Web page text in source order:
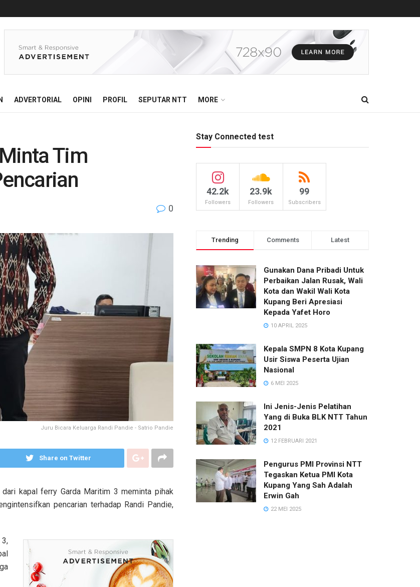
ADVERTORIAL OPINI PROFIL SEPUTAR NTT MORE
Tim
0
Juru Bicara Keluarga Randi Pandie - Satrio Pandie
Share on Twitter
kapal ferry Garda Maritim 3 meminta pihak
pencarian terhadap Randi Pandie,
Stay Connected test
42.2k
Followers
23.9k
Followers
99
Subscribers
Trending Comments Latest
Gunakan Dana Pribadi Untuk
Perbaikan Jalan Rusak, Wali
Kota dan Wakil Wali Kota
Kupang Beri Apresiasi
Kepada Yafet Horo
10 APRIL 2025
Kepala SMPN 8 Kota Kupang
Usir Siswa Peserta Ujian
Nasional
6 MEI 2025
Ini Jenis-Jenis Pelatihan
Yang di Buka BLK NTT Tahun
2021
12 FEBRUARI 2021
Pengurus PMI Provinsi NTT
Tegaskan Ketua PMI Kota
Kupang Yang Sah Adalah
Erwin Gah
22 MEI 2025